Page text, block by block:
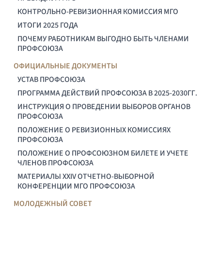
КОНТРОЛЬНО-РЕВИЗИОННАЯ КОМИССИЯ МГО
ИТОГИ 2025 ГОДА
ПОЧЕМУ РАБОТНИКАМ ВЫГОДНО БЫТЬ ЧЛЕНАМИ
ПРОФСОЮЗА
ОФИЦИАЛЬНЫЕ ДОКУМЕНТЫ
УСТАВ ПРОФСОЮЗА
ПРОГРАММА ДЕЙСТВИЙ ПРОФСОЮЗА В 2025-2030ГГ.
ИНСТРУКЦИЯ О ПРОВЕДЕНИИ ВЫБОРОВ ОРГАНОВ
ПРОФСОЮЗА
ПОЛОЖЕНИЕ О РЕВИЗИОННЫХ КОМИССИЯХ
ПРОФСОЮЗА
ПОЛОЖЕНИЕ О ПРОФСОЮЗНОМ БИЛЕТЕ И УЧЕТЕ
ЧЛЕНОВ ПРОФСОЮЗА
МАТЕРИАЛЫ XXIV ОТЧЕТНО-ВЫБОРНОЙ
КОНФЕРЕНЦИИ МГО ПРОФСОЮЗА
МОЛОДЕЖНЫЙ СОВЕТ